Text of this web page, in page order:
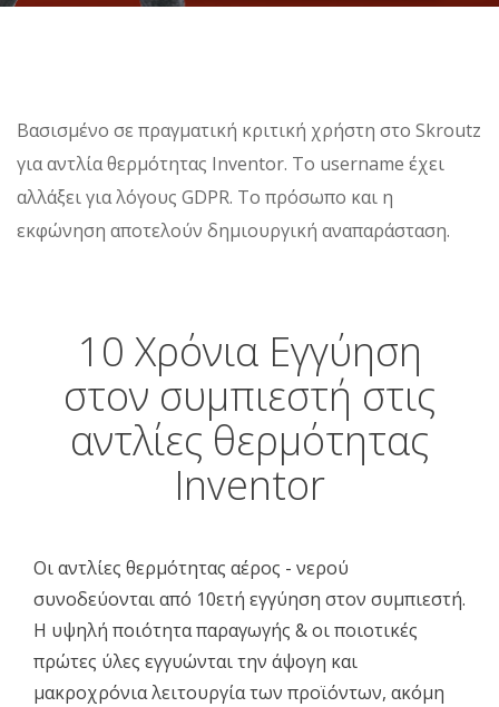
Βασισμένο σε πραγματική κριτική χρήστη στο Skroutz
για αντλία θερμότητας Inventor. Το username έχει
αλλάξει για λόγους GDPR. Το πρόσωπο και η
εκφώνηση αποτελούν δημιουργική αναπαράσταση.
10 Χρόνια Εγγύηση
στον συμπιεστή στις
αντλίες θερμότητας
Inventor
Οι αντλίες θερμότητας αέρος - νερού
συνοδεύονται από 10ετή εγγύηση στον συμπιεστή.
Η υψηλή ποιότητα παραγωγής & οι ποιοτικές
πρώτες ύλες εγγυώνται την άψογη και
μακροχρόνια λειτουργία των προϊόντων, ακόμη